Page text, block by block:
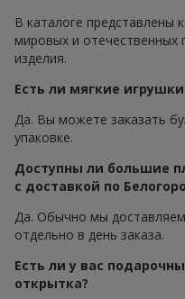
В каталоге представлены
мировых и отечественных
изделия.
Есть ли мягкие
Да. Вы можете заказать
упаковке.
Доступны ли большие
с доставкой по
Да. Обычно мы доставляем
отдельно в день заказа.
Есть ли у вас
открытка?